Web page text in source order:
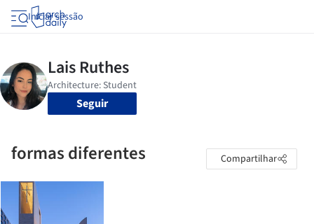
Iniciar sessão
Seguir
formas diferentes Compartilhar